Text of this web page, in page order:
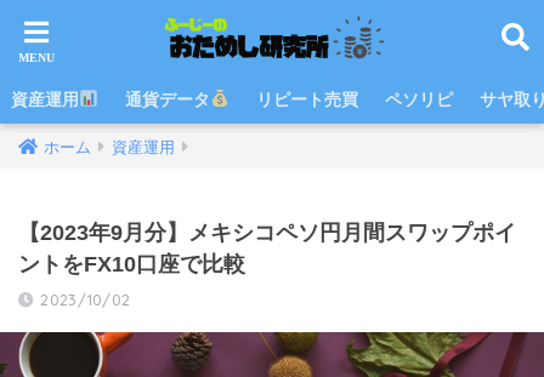
資産運用 通貨データ リピート売買 ペソリピ サヤ取
ホーム 資産運用
【2023年9月分】メキシコペソ円月間スワップポイ
ントをFX10口座で比較
2023/10/02